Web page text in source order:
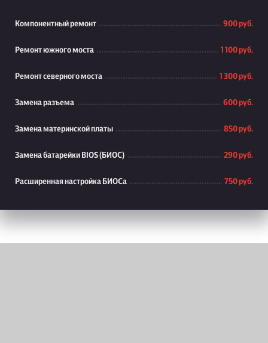
Компонентный ремонт 900 руб.
Ремонт южного моста 1 100 руб.
Ремонт северного моста 1 300 руб.
Замена разъема 600 руб.
Замена материнской платы 850 руб.
Замена батарейки BIOS (БИОС) 290 руб.
Расширенная настройка БИОСа 750 руб.